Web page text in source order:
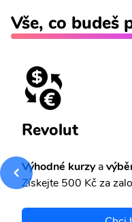
Vše, co budeš
Revolut
Výhodné kurzya
Získejte 500 Kč za